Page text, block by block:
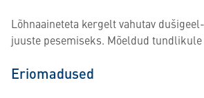
Lõhnaaineteta kergelt vahutav
juuste pesemiseks. Mõeldud tundlikule
Eriomadused